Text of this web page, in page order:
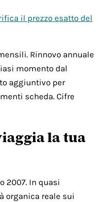
il prezzo esatto del
Rinnovo annuale
momento dal
aggiuntivo per
scheda. Cifre
la tua
2007. In quasi
organica reale sui